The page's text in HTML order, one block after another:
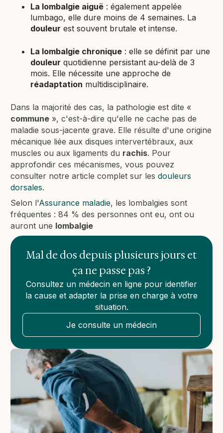
La lombalgie aiguë : également appelée
lumbago, elle dure moins de 4 semaines. La
douleur est souvent brutale et intense.
La lombalgie chronique : elle se définit par une
douleur quotidienne persistant au-delà de 3
mois. Elle nécessite une approche de
réadaptation multidisciplinaire.
Dans la majorité des cas, la pathologie est dite «
commune », c'est-à-dire qu'elle ne cache pas de
maladie sous-jacente grave. Elle résulte d'une origine
mécanique liée aux disques intervertébraux, aux
muscles ou aux ligaments du rachis. Pour
approfondir ces mécanismes, vous pouvez
consulter notre article complet sur les douleurs
dorsales.
Selon l'Assurance maladie, les lombalgies sont
fréquentes : 84 % des personnes ont eu, ont ou
auront une lombalgie
Mal de dos depuis plusieurs jours et
ça ne passe pas ?
Consultez un médecin en ligne pour identifier
la cause et adapter la prise en charge à votre
situation.
Je consulte un médecin